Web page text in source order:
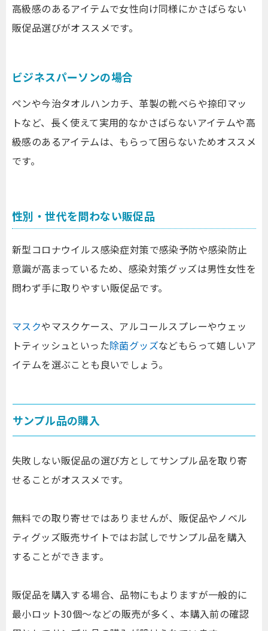
高級感のあるアイテムで女性向け同様にかさばらない
販促品選びがオススメです。
ビジネスパーソンの場合
ペンや今治タオルハンカチ、革製の靴べらや捺印マッ
トなど、長く使えて実用的なかさばらないアイテムや高
級感のあるアイテムは、もらって困らないためオススメ
です。
性別・世代を問わない販促品
新型コロナウイルス感染症対策で感染予防や感染防止
意識が高まっているため、感染対策グッズは男性女性を
問わず手に取りやすい販促品です。
マスクやマスクケース、アルコールスプレーやウェッ
トティッシュといった除菌グッズなどもらって嬉しいア
イテムを選ぶことも良いでしょう。
サンプル品の購入
失敗しない販促品の選び方としてサンプル品を取り寄
せることがオススメです。
無料での取り寄せではありませんが、販促品やノベル
ティグッズ販売サイトではお試しでサンプル品を購入
することができます。
販促品を購入する場合、品物にもよりますが一般的に
最小ロット30個～などの販売が多く、本購入前の確認